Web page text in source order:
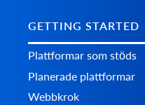
GETTING STARTED
Plattformar som stöds
Planerade plattformar
Webbkrok